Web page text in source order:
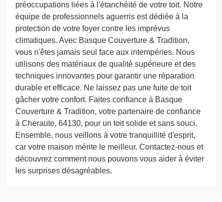
préoccupations liées à l'étanchéité de votre toit. Notre
équipe de professionnels aguerris est dédiée à la
protection de votre foyer contre les imprévus
climatiques. Avec Basque Couverture & Tradition,
vous n'êtes jamais seul face aux intempéries. Nous
utilisons des matériaux de qualité supérieure et des
techniques innovantes pour garantir une réparation
durable et efficace. Ne laissez pas une fuite de toit
gâcher votre confort. Faites confiance à Basque
Couverture & Tradition, votre partenaire de confiance
à Cheraute, 64130, pour un toit solide et sans souci.
Ensemble, nous veillons à votre tranquillité d'esprit,
car votre maison mérite le meilleur. Contactez-nous et
découvrez comment nous pouvons vous aider à éviter
les surprises désagréables.